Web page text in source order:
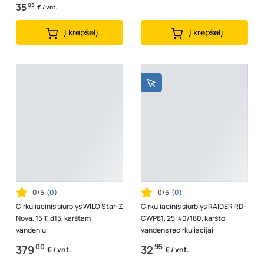
3595 € / vnt.
Į krepšelį Į krepšelį
0/5 (0)
Cirkuliacinis siurblys WILO Star-Z
Nova, 15 T, d15, karštam
vandeniui
37900 € / vnt.
0/5 (0)
Cirkuliacinis siurblys RAIDER RD-
CWP81, 25-40/180, karšto
vandens recirkuliacijai
3295 € / vnt.